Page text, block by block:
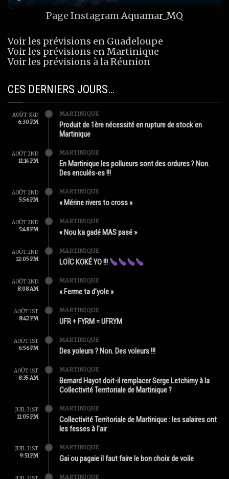
Page InstagramAquamar_MQ
Voir les prévisions en Guadeloupe
Voir les prévisions en Martinique
Voir les prévisions à la Réunion
CES DERNIERS JOURS…
AOÛT 3RD
6:30 PM
MARTINIQUE
Produit de 1ère nécessité en rupture de stock en
Martinique
AOÛT 2ND
11:14 PM
MARTINIQUE
En Martinique les pollueurs sont des ordures ? Non.
Des enculés-es !!!
AOÛT 2ND
5:56 PM
MARTINIQUE
« Mérine rivers to cross »
AOÛT 2ND
5:48 PM
MARTINIQUE
« Nou ka gadé MAS pasé »
AOÛT 2ND
12:05 PM
MARTINIQUE
LOÏC KOKÉ YO !!!
AOÛT 2ND
8:08 AM
MARTINIQUE
« Ferme ta d’yole »
AOÛT 1ST
8:42 PM
MARTINIQUE
UFR + FYRM = UFRYM
AOÛT 1ST
6:56 PM
MARTINIQUE
Des yoleurs ? Non. Des voleurs !!!
AOÛT 1ST
8:35 AM
MARTINIQUE
Bernard Hayot doit-il remplacer Serge Letchimy à la
Collectivité Territoriale de Martinique ?
JUIL 31ST
11:05 PM
MARTINIQUE
Collectivité Territoriale de Martinique : les salaires ont
les fesses à l’air
JUIL 31ST
9:51 PM
MARTINIQUE
Gai ou pagaie il faut faire le bon choix de voile
MARTINIQUE